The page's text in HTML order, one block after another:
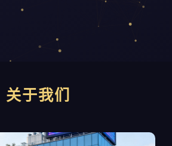
关于我们